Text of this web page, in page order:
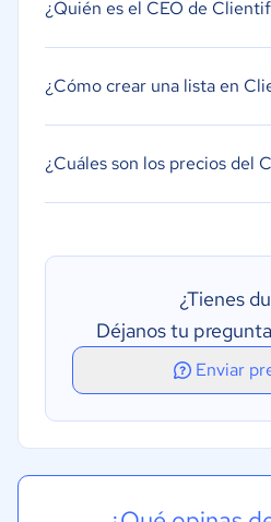
¿Quién es el CEO de
¿Cómo crear una lista en
¿Cuáles son los precios del
¿Tienes
Déjanos tu
Enviar